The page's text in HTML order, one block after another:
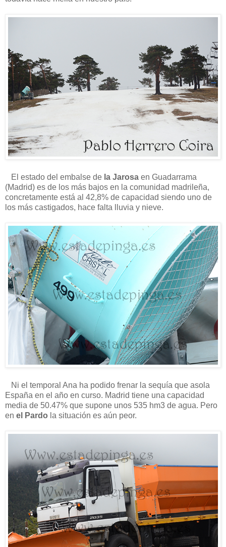
El estado del embalse de la Jarosa en Guadarrama
(Madrid) es de los más bajos en la comunidad madrileña,
concretamente está al 42,8% de capacidad siendo uno de
los más castigados, hace falta lluvia y nieve.
Ni el temporal Ana ha podido frenar la sequía que asola
España en el año en curso. Madrid tiene una capacidad
media de 50.47% que supone unos 535 hm3 de agua. Pero
en el Pardo la situación es aún peor.